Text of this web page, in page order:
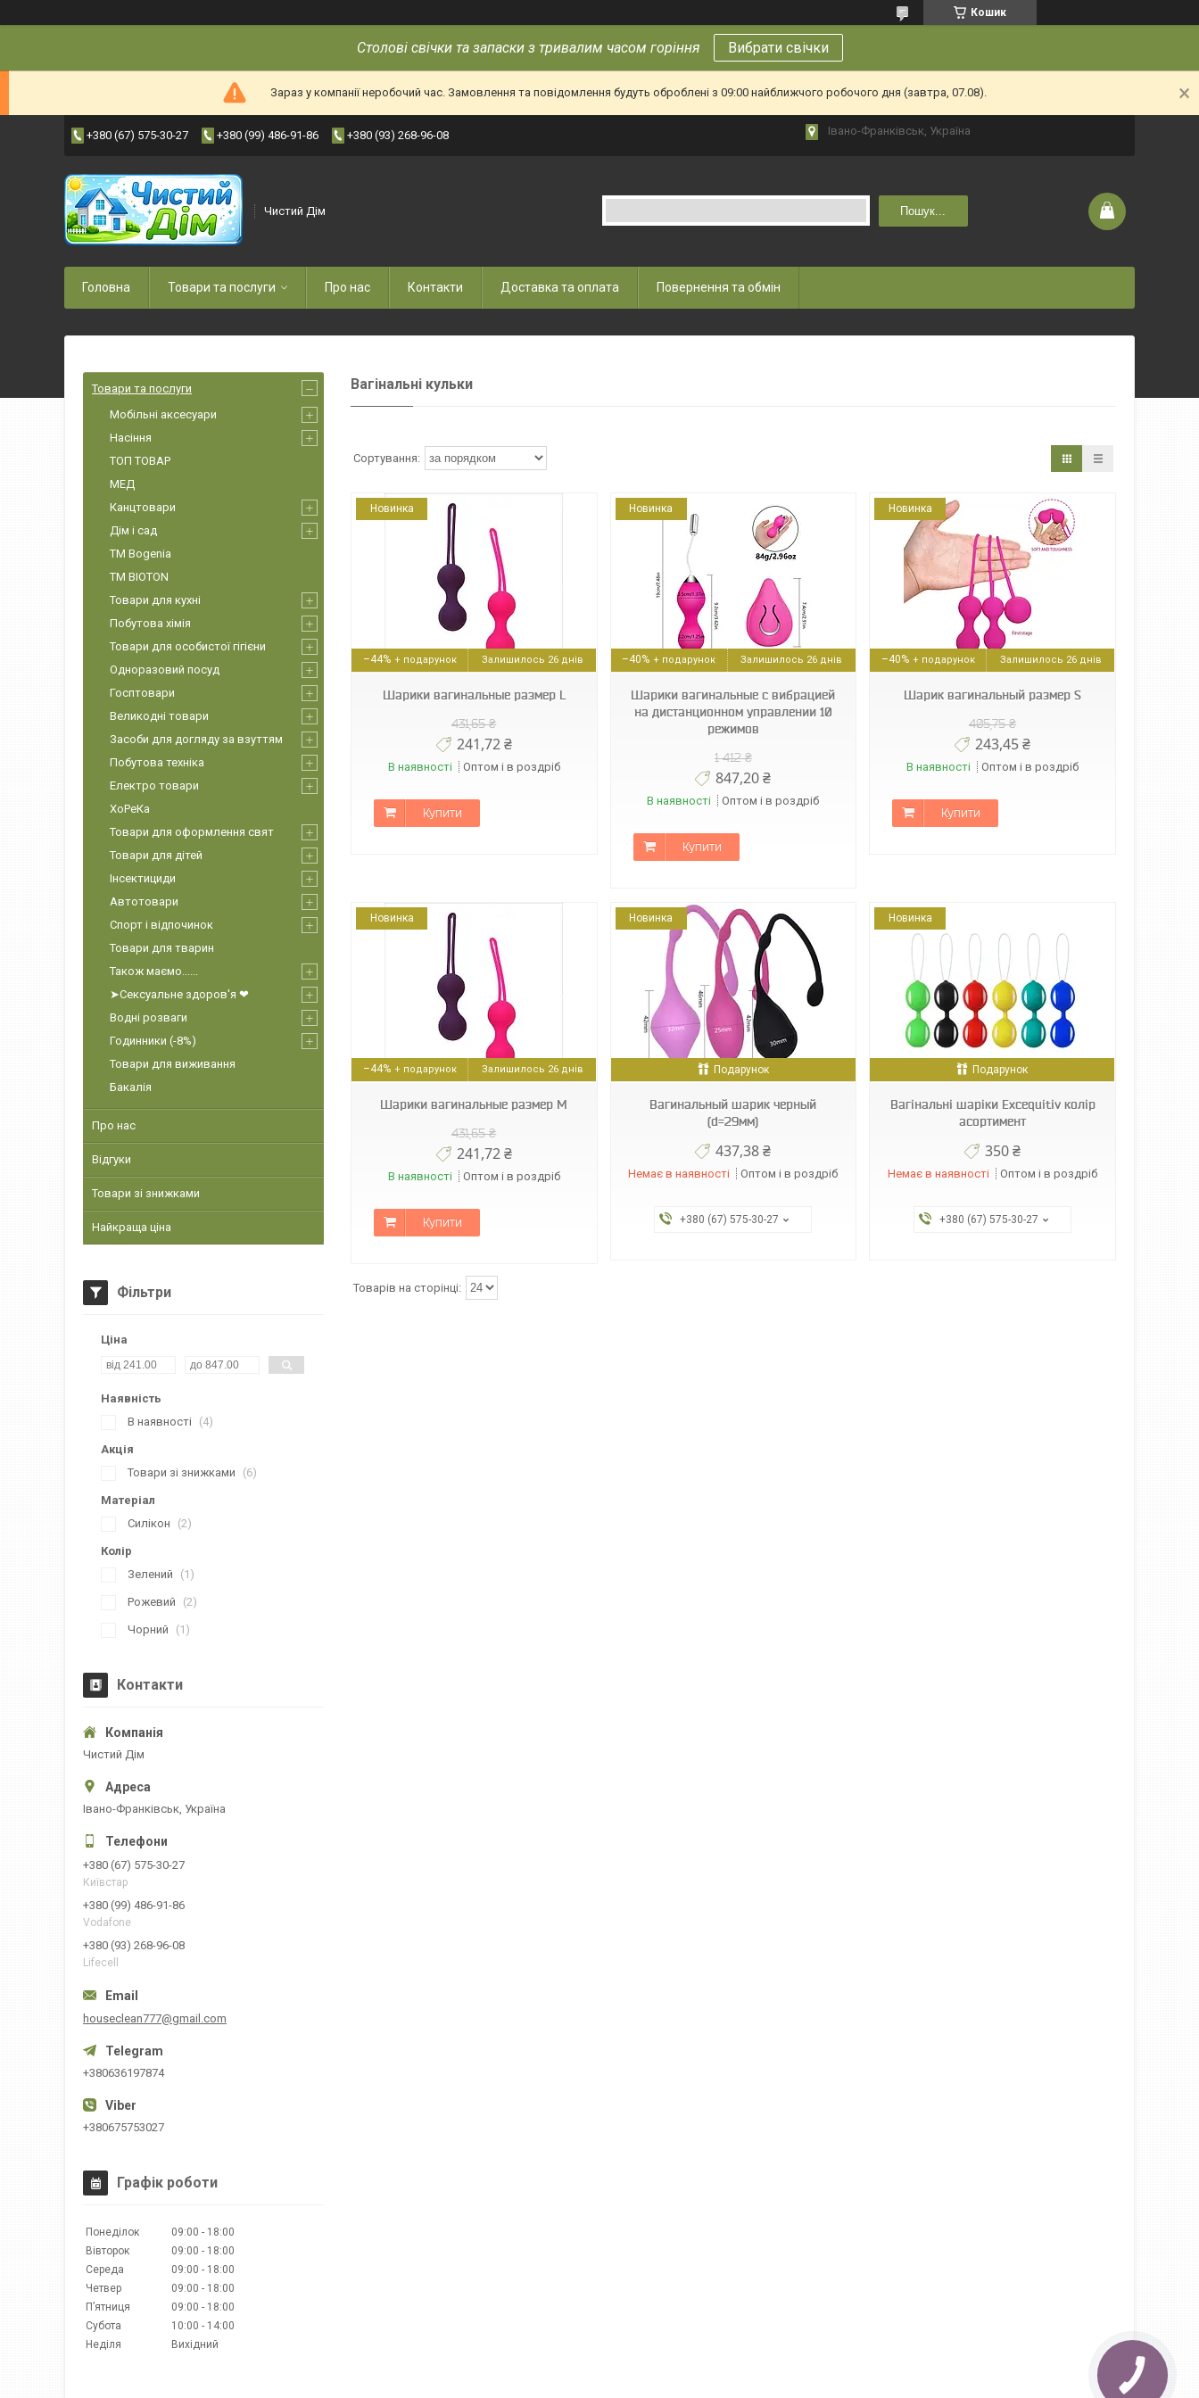
Кошик
Столові свічки та запаски з тривалим часом горіння Вибрати свічки
Зараз у компанії неробочий час. Замовлення та повідомлення будуть оброблені з 09:00 найближчого робочого дня (завтра, 07.08).
+380 (67) 575-30-27 +380 (99) 486-91-86 +380 (93) 268-96-08 Івано-Франківськ, Україна
Чистий Дім Пошук...
Головна Товари та послуги Про нас Контакти Доставка та оплата Повернення та обмін
Вагінальні кульки
Новинка
–44% Залишилось 26 днів
Шарики вагинальные размер L
431,65 ₴
241,72 ₴
В наявності Оптом і в роздріб
Купити
Новинка
–40% Залишилось 26 днів
Шарики вагинальные с вибрацией
на дистанционном управлении 10
режимов
1 412 ₴
847,20 ₴
В наявності Оптом і в роздріб
Купити
33975
Новинка
–40% Залишилось 26 днів
Шарик вагинальный размер S
405,75 ₴
243,45 ₴
В наявності Оптом і в роздріб
Купити
30880
Новинка
–44% Залишилось 26 днів
Шарики вагинальные размер М
431,65 ₴
241,72 ₴
В наявності Оптом і в роздріб
Купити
Новинка
Подарунок
Вагинальный шарик черный
(d=29мм)
437,38 ₴
Немає в наявності Оптом і в роздріб
+380 (67) 575-30-27
000014652
Новинка
Подарунок
Вагінальні шаріки Excequitiv колір
асортимент
350 ₴
Немає в наявності Оптом і в роздріб
+380 (67) 575-30-27
Товари та послуги
Мобільні аксесуари
Насіння
ТОП ТОВАР
МЕД
Канцтовари
Дім і сад
ТМ Bogenia
ТМ BIOTON
Товари для кухні
Побутова хімія
Товари для особистої гігієни
Одноразовий посуд
Госптовари
Великодні товари
Засоби для догляду за взуттям
Побутова техніка
Електро товари
ХоРеКа
Товари для оформлення свят
Товари для дітей
Інсектициди
Автотовари
Спорт і відпочинок
Товари для тварин
Також маємо......
➤Сексуальне здоров'я ❤
Водні розваги
Годинники (-8%)
Товари для виживання
Бакалія
Про нас
Відгуки
Товари зі знижками
Найкраща ціна
Фільтри
Ціна
Наявність
В наявності
4
Акція
Товари зі знижками
6
Матеріал
Силікон
2
Колір
Зелений
1
Рожевий 2
Чорний 1
Контакти
Чистий Дім
Івано-Франківськ, Україна
+380 (67) 575-30-27
Київстар
+380 (99) 486-91-86
Vodafone
+380 (93) 268-96-08
Lifecell
houseclean777@gmail.com
+380636197874
+380675753027
Графік роботи
Понеділок 09:00
18:00
Вівторок
09:00
18:00
Середа
09:00
18:00
Четвер
09:00
18:00
Пʼятниця
09:00
18:00
Субота
10:00
14:00
Неділя
Вихідний